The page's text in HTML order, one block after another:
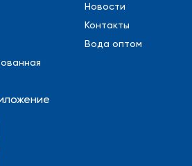
Новости
Контакты
Вода оптом